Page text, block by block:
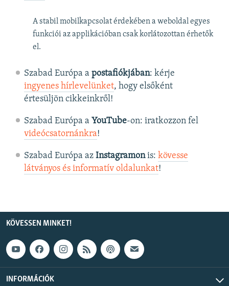
A stabil mobilkapcsolat érdekében a weboldal egyes
funkciói az applikációban csak korlátozottan érhetők
el.
Szabad Európa a postafiókjában: kérje
ingyenes hírlevelünket, hogy elsőként
értesüljön cikkeinkről!
Szabad Európa a YouTube-on: iratkozzon fel
videócsatornánkra!
Szabad Európa az Instagramonis: kövesse
látványos és informatív oldalunkat! ​
KÖVESSEN MINKET!
INFORMÁCIÓK